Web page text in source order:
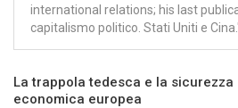
international relations; his last
capitalismo politico. Stati Uniti e
La trappola tedesca e la sicurezza
economica europea